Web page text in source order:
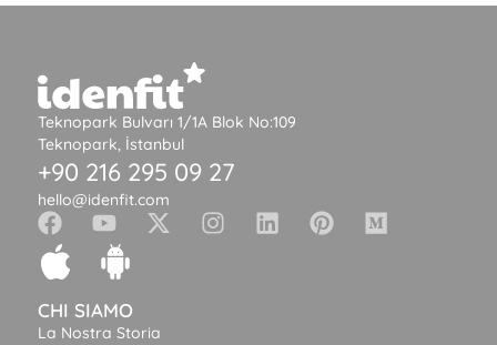
Teknopark Bulvarı 1/1A Blok No:109
Teknopark, İstanbul
+90 216 295 09 27
hello@idenfit.com
CHI SIAMO
La Nostra Storia